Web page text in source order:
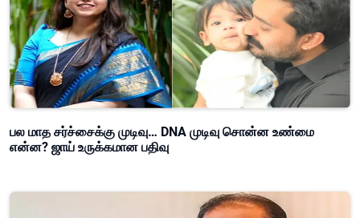
பல மாத சர்ச்சைக்கு முடிவு… DNA முடிவு சொன்ன உண்மை
என்ன? ஜாய் உருக்கமான பதிவு